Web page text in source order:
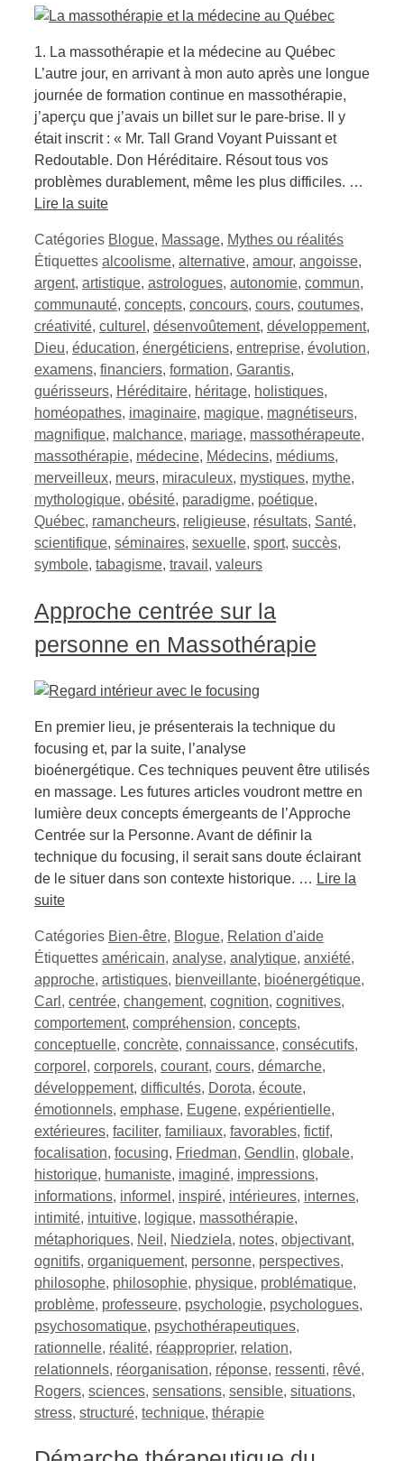
1. La massothérapie et la médecine au Québec
L’autre jour, en arrivant à mon auto après une longue
journée de formation continue en massothérapie,
j’aperçu que j’avais un billet sur le pare-brise. Il y
était inscrit : « Mr. Tall Grand Voyant Puissant et
Redoutable. Don Héréditaire. Résout tous vos
problèmes durablement, même les plus difficiles. …
Lire la suite
Catégories Blogue, Massage, Mythes ou réalités
Étiquettes alcoolisme, alternative, amour, angoisse,
argent, artistique, astrologues, autonomie, commun,
communauté, concepts, concours, cours, coutumes,
créativité, culturel , désenvoûtement, développement,
Dieu, éducation, énergéticiens, entreprise, évolution,
examens, financiers, formation, Garantis,
guérisseurs, Héréditaire, héritage, holistiques,
homéopathes, imaginaire, magique, magnétiseurs,
magnifique, malchance, mariage, massothérapeute,
massothérapie, médecine, Médecins, médiums,
merveilleux, meurs, miraculeux, mystiques, mythe,
mythologique, obésité, paradigme, poétique,
Québec, ramancheurs, religieuse, résultats, Santé,
scientifique, séminaires, sexuelle, sport, succès,
symbole, tabagisme, travail , valeurs
Approche centrée sur la
personne en Massothérapie
En premier lieu, je présenterais la technique du
focusing et, par la suite, l’analyse
bioénergétique. Ces techniques peuvent être utilisés
en massage. Les futures articles voudront mettre en
lumière deux concepts émergeants de l’Approche
Centrée sur la Personne. Avant de définir la
technique du focusing, il serait sans doute éclairant
de le situer dans son contexte historique. … Lire la
suite
Catégories Bien-être, Blogue, Relation d'aide
Étiquettes américain, analyse, analytique, anxiété,
approche, artistiques, bienveillante, bioénergétique,
Carl , centrée, changement, cognition, cognitives,
comportement, compréhension, concepts,
conceptuelle, concrète, connaissance, consécutifs,
corporel , corporels, courant, cours, démarche,
développement, difficultés, Dorota, écoute,
émotionnels, emphase, Eugene, expérientielle,
extérieures, faciliter, familiaux, favorables, fictif,
focalisation, focusing, Friedman, Gendlin, globale,
historique, humaniste, imaginé, impressions,
informations, informel , inspiré, intérieures, internes,
intimité, intuitive, logique, massothérapie,
métaphoriques, Neil , Niedziela, notes, objectivant,
ognitifs, organiquement, personne, perspectives,
philosophe, philosophie, physique, problématique,
problème, professeure, psychologie, psychologues,
psychosomatique, psychothérapeutiques,
rationnelle, réalité, réapproprier, relation,
relationnels, réorganisation, réponse, ressenti, rêvé,
Rogers, sciences, sensations, sensible, situations,
stress, structuré, technique, thérapie